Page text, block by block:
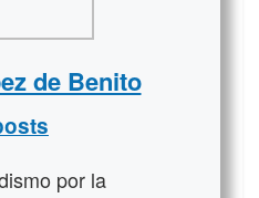
de Benito
por la